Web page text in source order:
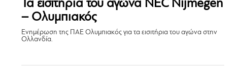
Τα εισιτήρια του αγώνα NEC Nijmegen
– Ολυμπιακός
Ενημέρωση της ΠΑΕ Ολυμπιακός για τα εισιτήρια του αγώνα στην
Ολλανδία.